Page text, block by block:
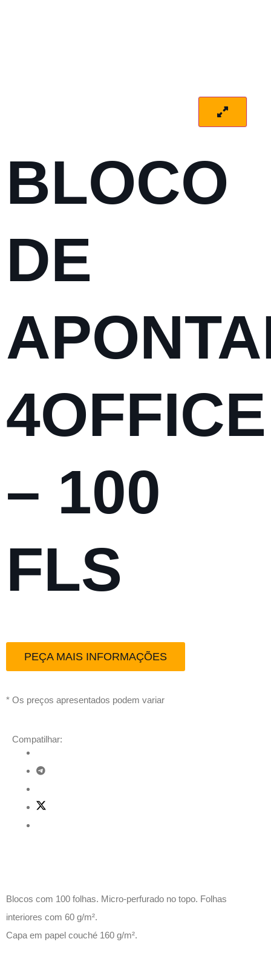
BLOCO
DE
4OFFICE
– 100
FLS
PEÇA MAIS INFORMAÇÕES
* Os preços apresentados podem variar
Compatilhar:
Blocos com 100 folhas. Micro-perfurado no topo. Folhas
interiores com 60 g/m².
Capa em papel couché 160 g/m².